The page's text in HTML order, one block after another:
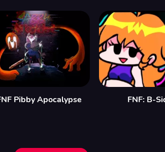
Pibby Apocalypse FNF: B-